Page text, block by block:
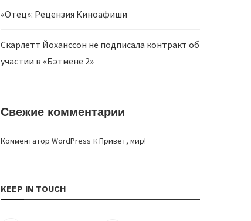
«Отец»: Рецензия Киноафиши
Скарлетт Йоханссон не подписала контракт об
участии в «Бэтмене 2»
Свежие комментарии
Комментатор WordPress кПривет, мир!
KEEP IN TOUCH